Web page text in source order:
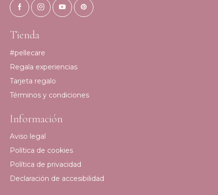
Tienda
#pellecare
Regala experiencias
Tarjeta regalo
Términos y condiciones
Información
Aviso legal
Política de cookies
Política de privacidad
Declaración de accesibilidad